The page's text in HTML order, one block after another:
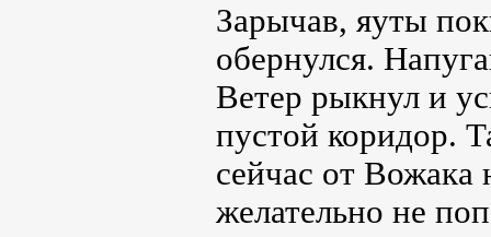
Зарычав, яуты
обернулся.
Ветер рыкнул и
пустой коридор.
сейчас от
желательно не